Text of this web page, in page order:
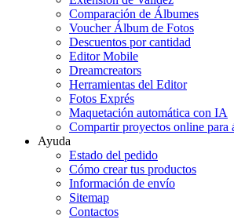
Comparación de Álbumes
Voucher Álbum de Fotos
Descuentos por cantidad
Editor Mobile
Dreamcreators
Herramientas del Editor
Fotos Exprés
Maquetación automática con IA
Compartir proyectos online para
Ayuda
Estado del pedido
Cómo crear tus productos
Información de envío
Sitemap
Contactos